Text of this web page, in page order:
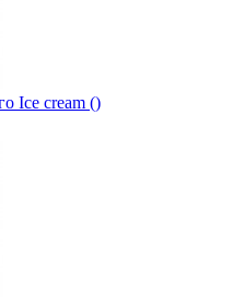
Ice cream ()